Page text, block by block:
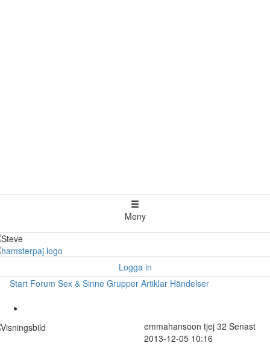
Meny
Logga in
Start Forum Sex & Sinne Grupper Artiklar Händelser
emmahansoon tjej 32 Senast
2013-12-05 10:16